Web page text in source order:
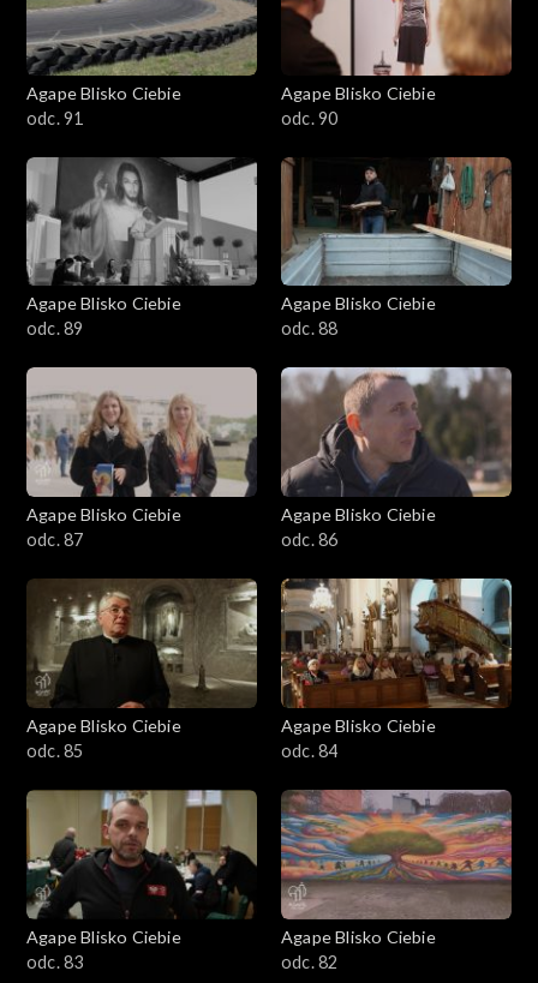
Agape Blisko Ciebie
odc. 91
Agape Blisko Ciebie
odc. 90
Agape Blisko Ciebie
odc. 89
Agape Blisko Ciebie
odc. 88
Agape Blisko Ciebie
odc. 87
Agape Blisko Ciebie
odc. 86
Agape Blisko Ciebie
odc. 85
Agape Blisko Ciebie
odc. 84
Agape Blisko Ciebie
odc. 83
Agape Blisko Ciebie
odc. 82